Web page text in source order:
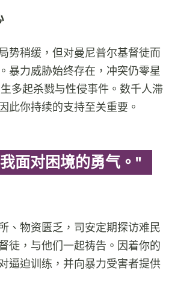
势稍缓，但对曼尼普尔基督徒而
暴力威胁始终存在，冲突仍零星
多起杀戮与性侵事件。数千人滞
此你持续的支持至关重要。
面对困境的勇气。"
、物资匮乏，司安定期探访难民
徒，与他们一起祷告。因着你的
逼迫训练，并向暴力受害者提供